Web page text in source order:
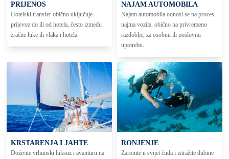
PRIJENOS
Hotelski transfer obično uključuje
prijevoz do ili od hotela, često između
zračne luke ili vlaka i hotela.
NAJAM AUTOMOBILA
Najam automobila odnosi se na proces
najma vozila, obično na privremeno
razdoblje, za osobnu ili poslovnu
upotrebu.
KRSTARENJA I JAHTE
Doživite vrhunski luksuz i avanturu na
RONJENJE
Zaronite u svijet čuda i istražite dubine